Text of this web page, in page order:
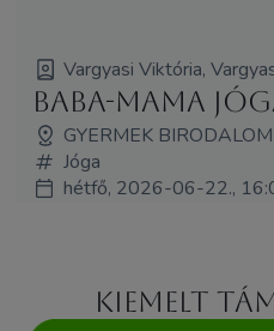
Vargyasi Viktória,
Baba-mama
GYERMEK BIRODALOM
Jóga
hétfő, 2026-06-22.,
Kiemelt